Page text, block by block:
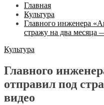
Главная
Культура
Главного инженера
стражу на два месяца
Культура
Главного
отправил под
видео